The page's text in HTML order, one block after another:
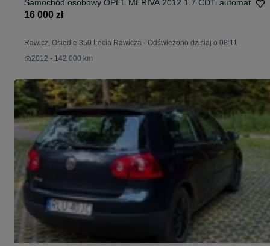
Samochód osobowy OPEL MERIVA 2012 1.7 CDTi automat
16 000 zł
Rawicz, Osiedle 350 Lecia Rawicza - Odświeżono dzisiaj o 08:11
2012 - 142 000 km